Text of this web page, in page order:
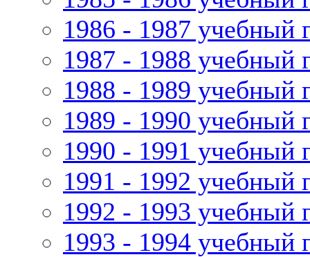
1986 - 1987 учебный
1987 - 1988 учебный
1988 - 1989 учебный
1989 - 1990 учебный
1990 - 1991 учебный
1991 - 1992 учебный
1992 - 1993 учебный
1993 - 1994 учебный